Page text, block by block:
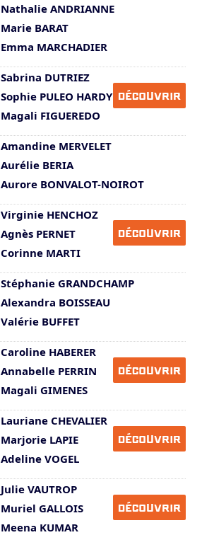
Nathalie ANDRIANNE
Marie BARAT
Emma MARCHADIER
Sabrina DUTRIEZ
Sophie PULEO HARDY
Magali FIGUEREDO
DÉCOUVRIR
Amandine MERVELET
Aurélie BERIA
Aurore BONVALOT-NOIROT
Virginie HENCHOZ
Agnès PERNET
Corinne MARTI
DÉCOUVRIR
Stéphanie GRANDCHAMP
Alexandra BOISSEAU
Valérie BUFFET
Caroline HABERER
Annabelle PERRIN
Magali GIMENES
DÉCOUVRIR
Lauriane CHEVALIER
Marjorie LAPIE
Adeline VOGEL
DÉCOUVRIR
Julie VAUTROP
Muriel GALLOIS
Meena KUMAR
DÉCOUVRIR